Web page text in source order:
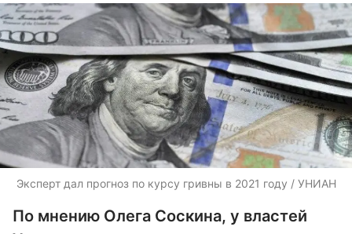
Эксперт дал прогноз по курсу гривны в 2021 году / УНИАН
По мнению Олега Соскина, у властей